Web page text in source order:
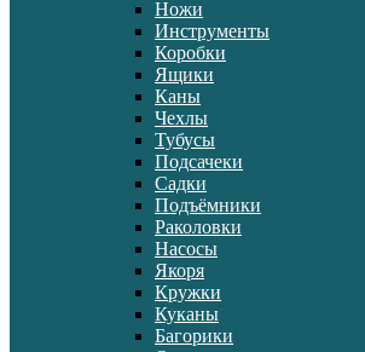
Ножи
Инструменты
Коробки
Ящики
Каны
Чехлы
Тубусы
Подсачеки
Садки
Подъёмники
Раколовки
Насосы
Якоря
Кружки
Куканы
Багорики